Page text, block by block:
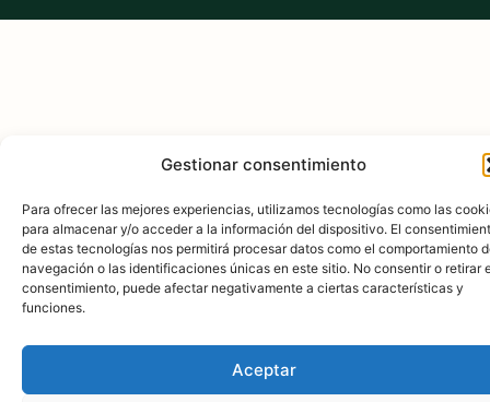
Gestionar consentimiento
Para ofrecer las mejores experiencias, utilizamos tecnologías como las
para almacenar y/o acceder a la información del dispositivo. El
de estas tecnologías nos permitirá procesar datos como el comportamiento
navegación o las identificaciones únicas en este sitio. No consentir o retirar
consentimiento, puede afectar negativamente a ciertas características y
funciones.
Aceptar